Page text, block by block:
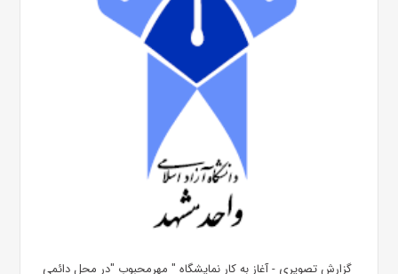
گزارش تصویری - آغاز به کار نمایشگاه " مهرمحبوب "در محل دائمی